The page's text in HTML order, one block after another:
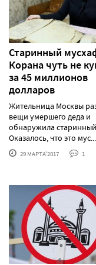
Старинный
Корана чуть не
за 45 миллионов
долларов
Жительница Москвы
вещи умершего деда и
обнаружила
Оказалось, что это
29 МАРТА'2017 1